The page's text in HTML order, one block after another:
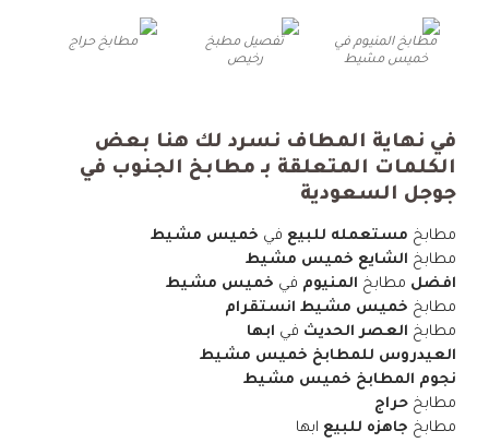
مطابخ المنيوم في
خميس مشيط
تفصيل مطبخ
رخيص
مطابخ حراج
في نهاية المطاف نسرد لك هنا بعض
الكلمات المتعلقة بـ مطابخ الجنوب في
جوجل السعودية
مطابخ مستعمله للبيع في خميس مشيط
مطابخ الشايع خميس مشيط
افضل مطابخ المنيوم في خميس مشيط
مطابخ خميس مشيط انستقرام
مطابخ العصر الحديث في ابها
العيدروس للمطابخ خميس مشيط
نجوم المطابخ خميس مشيط
مطابخ حراج
مطابخ جاهزه للبيع ابها